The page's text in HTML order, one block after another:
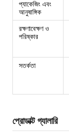
প্যাকেজিং এবং
আনুষাঙ্গিক
রক্ষণাবেক্ষণ ও
পরিষ্কার
সতর্কতা
প্রোডাক্ট গ্যালারি